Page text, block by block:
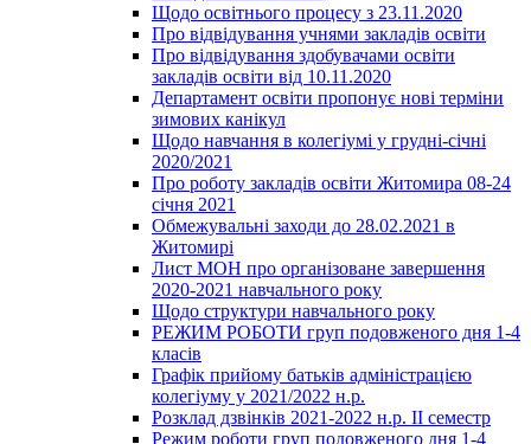
Щодо освітнього процесу з 23.11.2020
Про відвідування учнями закладів освіти
Про відвідування здобувачами освіти
закладів освіти від 10.11.2020
Департамент освіти пропонує нові терміни
зимових канікул
Щодо навчання в колегіумі у грудні-січні
2020/2021
Про роботу закладів освіти Житомира 08-24
січня 2021
Обмежувальні заходи до 28.02.2021 в
Житомирі
Лист МОН про організоване завершення
2020-2021 навчального року
Щодо структури навчального року
РЕЖИМ РОБОТИ груп подовженого дня 1-4
класів
Графік прийому батьків адміністрацією
колегіуму у 2021/2022 н.р.
Розклад дзвінків 2021-2022 н.р. ІІ семестр
Режим роботи груп подовженого дня 1-4